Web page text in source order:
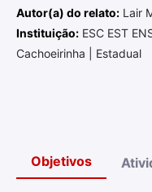
Autor(a) do relato: Lair
Instituição: ESC EST
Cachoeirinha | Estadual
Objetivos